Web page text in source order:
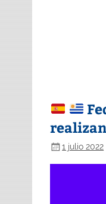
1 julio 2022